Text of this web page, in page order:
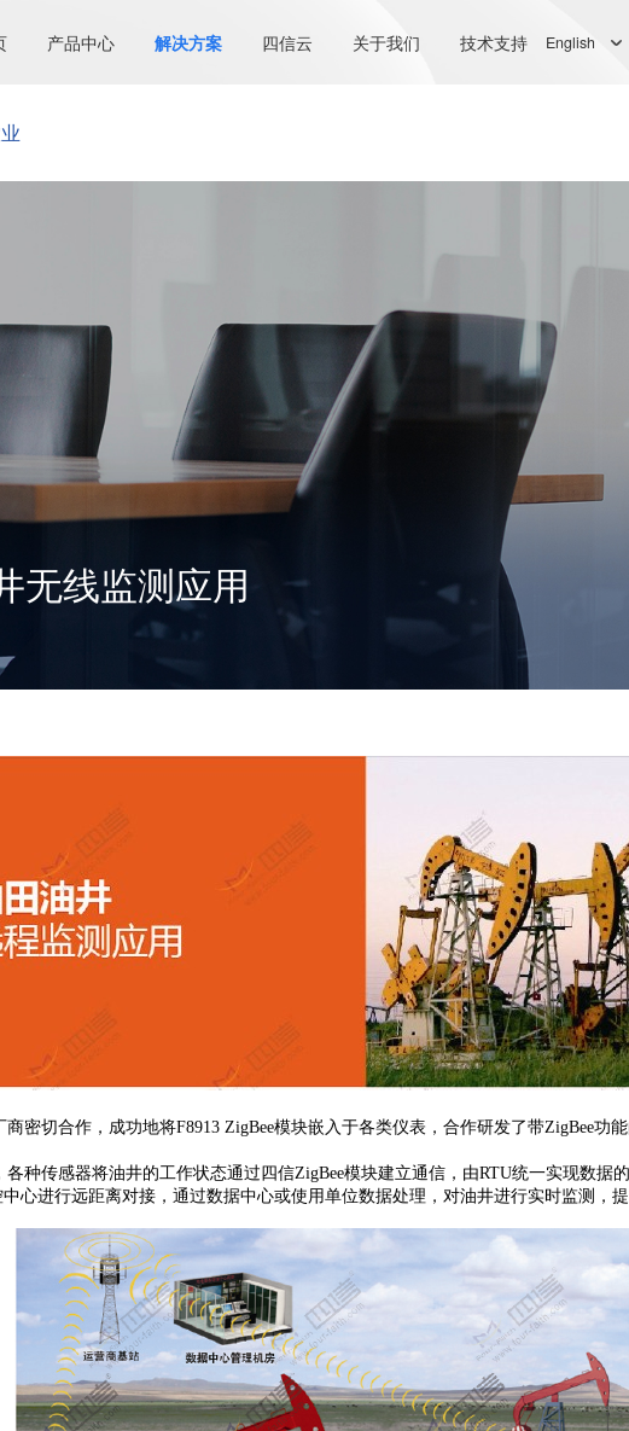
产品中心 解决方案 四信云 关于我们 技术支持 English
无线监测应用
切合作，成功地将F8913 ZigBee模块嵌入于各类仪表，合作研发了带ZigBee功
传感器将油井的工作状态通过四信ZigBee模块建立通信，由RTU统一实现数据
中心进行远距离对接，通过数据中心或使用单位数据处理，对油井进行实时监测，提